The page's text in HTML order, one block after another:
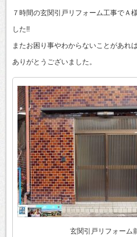
７時間の玄関引戸リフォーム工事でＡ
した!!
またお困り事やわからないことがあれ
ありがとうございました。
玄関引戸リフォーム